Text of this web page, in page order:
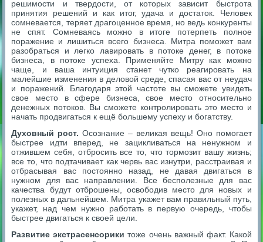
решимости и твердости, от которых зависит быстрота
принятия решений и как итог, удача и достаток. Человек
сомневается, теряет драгоценное время, но ведь конкуренты
не спят. Сомневаясь можно в итоге потерпеть полное
поражение и лишиться всего бизнеса. Митра поможет вам
разобраться и легко лавировать в потоке денег, в потоке
бизнеса, в потоке успеха. Применяйте Митру как можно
чаще, и ваша интуиция станет чутко реагировать на
малейшие изменения в деловой среде, спасая вас от неудач
и поражений. Благодаря этой частоте вы сможете увидеть
свое место в сфере бизнеса, свое место относительно
денежных потоков. Вы сможете контролировать это место и
начать продвигаться к ещё большему успеху и богатству.
Духовный рост. Осознание – великая вещь! Оно помогает
быстрее идти вперед, не зацикливаться на ненужном и
отжившем себя, отбросить все то, что тормозит вашу жизнь;
все то, что подтачивает как червь вас изнутри, расстраивая и
отбрасывая вас постоянно назад, не давая двигаться в
нужном для вас направлении. Все бесполезные для вас
качества будут отброшены, освободив место для новых и
полезных в дальнейшем. Митра укажет вам правильный путь,
укажет, над чем нужно работать в первую очередь, чтобы
быстрее двигаться к своей цели.
Развитие экстрасенсорики тоже очень важный факт. Какой